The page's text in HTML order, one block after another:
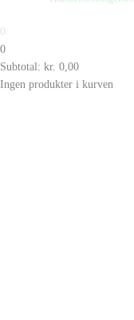
0
0
Subtotal: kr. 0,00
Ingen produkter i kurven